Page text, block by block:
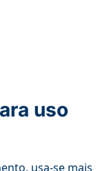
uso
usa-se mais